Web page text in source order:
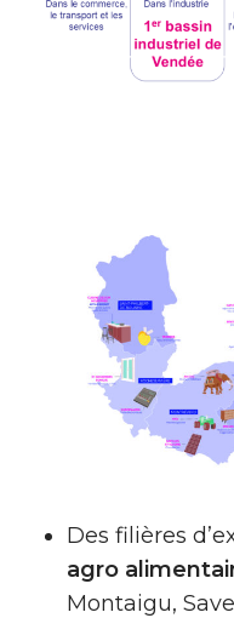
Des filières
agro
Montaigu,